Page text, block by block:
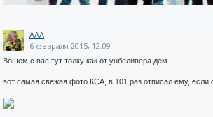
AAA
6 февраля 2015, 12:09
Вощем с вас тут толку как от унбеливера дем…
вот самая свежая фото КСА, в 101 раз отписал ему, если